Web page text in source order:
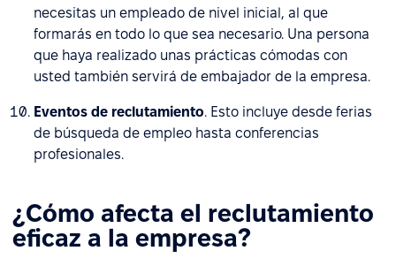
necesitas un empleado de nivel inicial, al que
formarás en todo lo que sea necesario. Una persona
que haya realizado unas prácticas cómodas con
usted también servirá de embajador de la empresa.
Eventos de reclutamiento. Esto incluye desde ferias
de búsqueda de empleo hasta conferencias
profesionales.
¿Cómo afecta el reclutamiento
eficaz a la empresa?